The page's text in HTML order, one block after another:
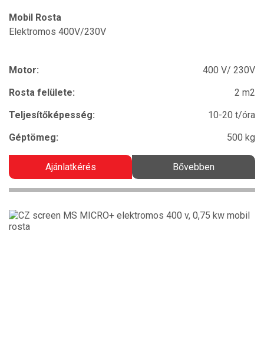
Mobil Rosta
Elektromos 400V/230V
Motor:
400 V/ 230V
Rosta felülete:
2 m2
Teljesítőképesség:
10-20 t/óra
Géptömeg:
500 kg
Ajánlatkérés Bővebben